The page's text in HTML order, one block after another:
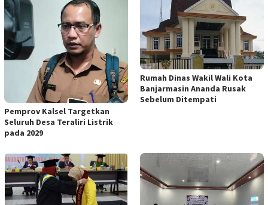
Pemprov Kalsel Targetkan
Seluruh Desa Teraliri Listrik
pada 2029
Rumah Dinas Wakil Wali Kota
Banjarmasin Ananda Rusak
Sebelum Ditempati